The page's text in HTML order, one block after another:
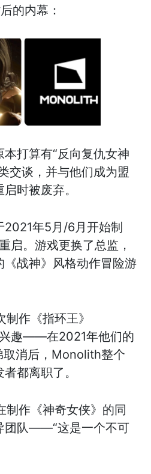
的内幕：
本打算有“反向复仇女神
交谈，并与他们成为盟
时被废弃。
2021年5月/6月开始制
启。游戏更换了总监，
《战神》风格动作冒险游
作《指环王》
兴趣——在2021年他们的
取消后，Monolith整个
都离职了。
作《神奇女侠》的同
团队——“这是一个不可